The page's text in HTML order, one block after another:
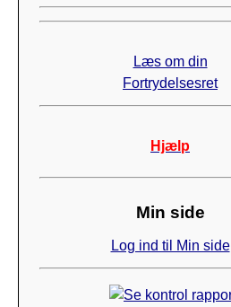
Læs om din
Fortrydelsesret
Hjælp
Min side
Log ind til Min side